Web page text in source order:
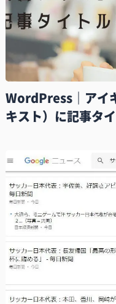
WordPress｜アイ
キスト）に記事タ